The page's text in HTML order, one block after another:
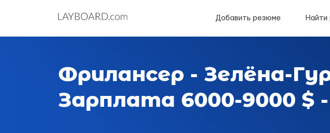
Добавить резюме Найти
Фрилансер - Зелёна-
Зарплата 6000-9000 $